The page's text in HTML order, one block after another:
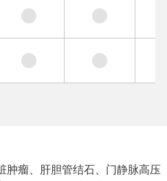
肿瘤、肝胆管结石、门静脉高压